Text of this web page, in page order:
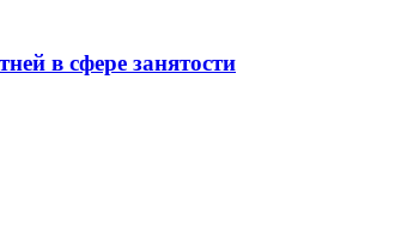
в сфере занятости